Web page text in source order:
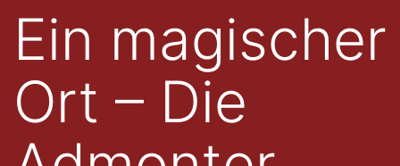
Ein magischer
Ort – Die